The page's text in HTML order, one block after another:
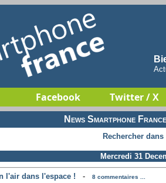
Facebook Twitter / X
News Smartphone
Rechercher
Mercredi 31
l'air dans l'espace ! -
8 commentaires ...